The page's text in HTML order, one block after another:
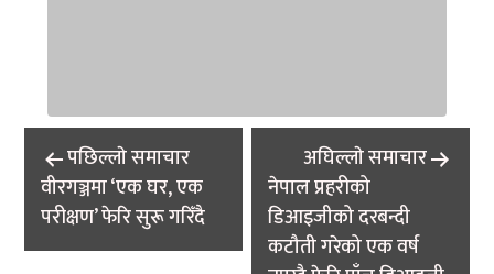
Post
navigation
पछिल्लाे समाचार
वीरगञ्जमा ‘एक घर, एक
परीक्षण’ फेरि सुरू गरिँदै
अघिल्लाे समाचार
नेपाल प्रहरीको
डिआइजीको दरबन्दी
कटौती गरेको एक वर्ष